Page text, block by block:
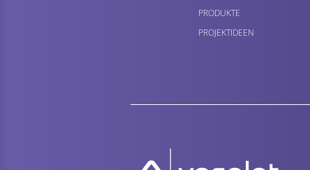
PRODUKTE
PROJEKTIDEEN